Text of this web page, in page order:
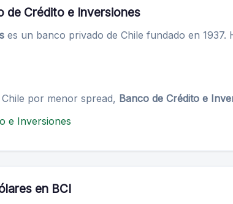
de Crédito e Inversiones
es un banco privado de Chile fundado en 1937.
por menor spread, Banco de Crédito e
e Inversiones
en BCI